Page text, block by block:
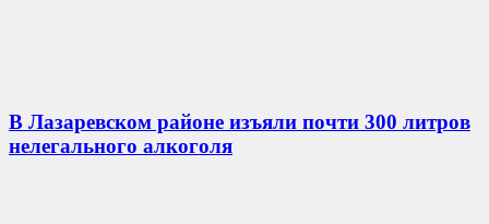
В Лазаревском районе изъяли почти 300 литров
нелегального алкоголя